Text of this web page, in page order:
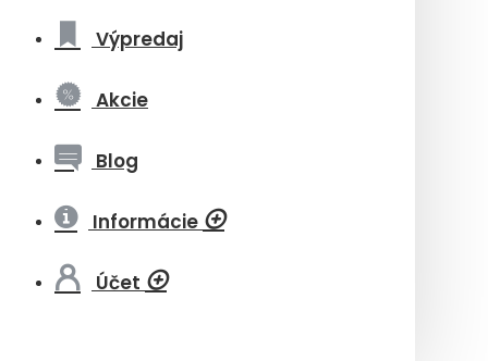
Výpredaj
Akcie
Blog
Informácie
Účet